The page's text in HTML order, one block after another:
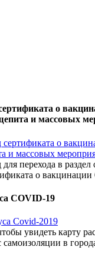
о
и массовых
перехода в раздел
о
COVID-19
увидеть карту
в